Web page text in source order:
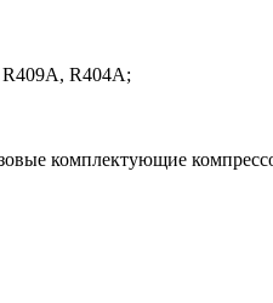
R404A;
комплектующие